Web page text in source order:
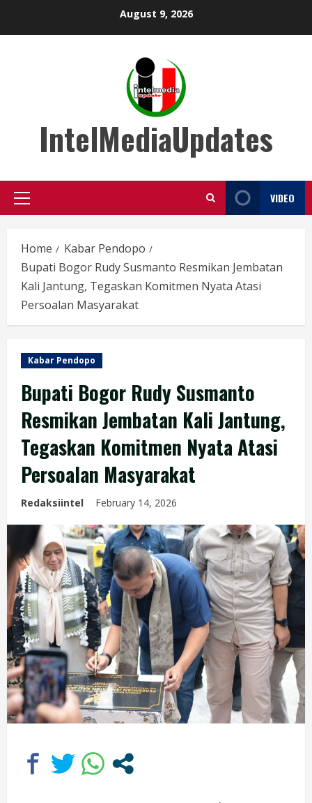
August 9, 2026
IntelMediaUpdates
Primary
VIDEO
Home
Kabar Pendopo
Bupati Bogor Rudy Susmanto Resmikan Jembatan
Kali Jantung, Tegaskan Komitmen Nyata Atasi
Persoalan Masyarakat
Kabar Pendopo
Bupati Bogor Rudy Susmanto
Resmikan Jembatan Kali Jantung,
Tegaskan Komitmen Nyata Atasi
Persoalan Masyarakat
Redaksiintel February 14, 2026